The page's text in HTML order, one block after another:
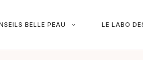
BELLE PEAU LE LABO